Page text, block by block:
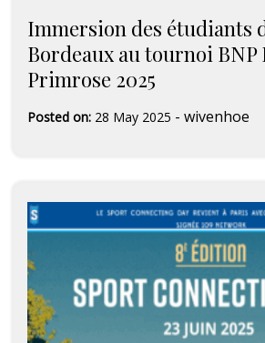
Immersion des étudiants
Bordeaux au tournoi BNP
Primrose 2025
Posted on: 28 May 2025 - wivenhoe